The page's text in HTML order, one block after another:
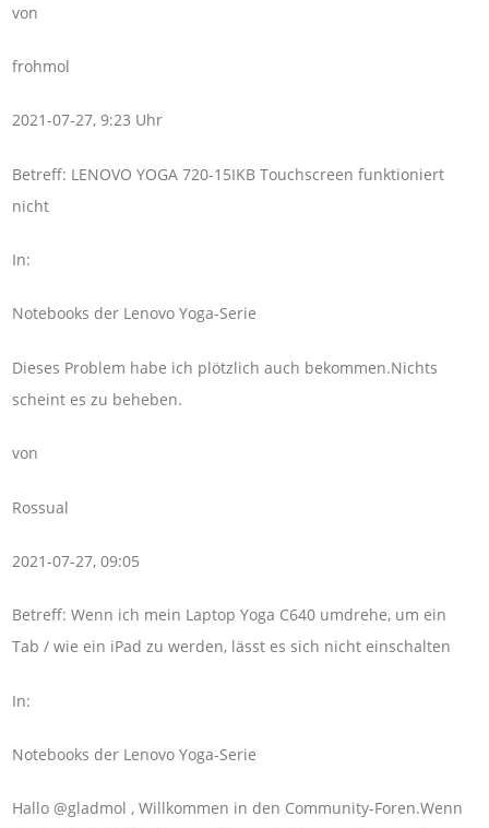
von
frohmol
2021-07-27, 9:23 Uhr
Betreff: LENOVO YOGA 720-15IKB Touchscreen funktioniert
nicht
In:
Notebooks der Lenovo Yoga-Serie
Dieses Problem habe ich plötzlich auch bekommen.Nichts
scheint es zu beheben.
von
Rossual
2021-07-27, 09:05
Betreff: Wenn ich mein Laptop Yoga C640 umdrehe, um ein
Tab / wie ein iPad zu werden, lässt es sich nicht einschalten
In:
Notebooks der Lenovo Yoga-Serie
Hallo @gladmol , Willkommen in den Community-Foren.Wenn